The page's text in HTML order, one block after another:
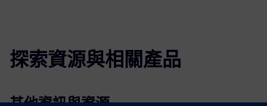
探索資源與相關產品